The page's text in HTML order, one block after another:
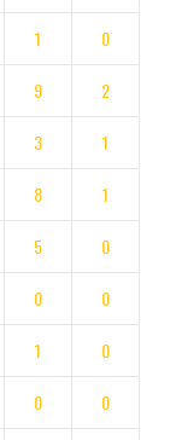
1 0
9 2
3 1
8 1
5 0
0 0
1 0
0 0